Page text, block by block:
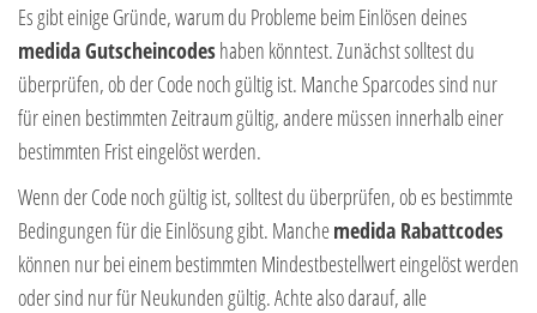
Es gibt einige Gründe, warum du Probleme beim Einlösen deines
medidaGutscheincodeshaben könntest. Zunächst solltest du
überprüfen, ob der Code noch gültig ist. Manche Sparcodes sind nur
für einen bestimmten Zeitraum gültig, andere müssen innerhalb einer
bestimmten Frist eingelöst werden.
Wenn der Code noch gültig ist, solltest du überprüfen, ob es bestimmte
Bedingungen für die Einlösung gibt. Manchemedida Rabattcodes
können nur bei einem bestimmten Mindestbestellwert eingelöst werden
oder sind nur für Neukunden gültig. Achte also darauf, alle